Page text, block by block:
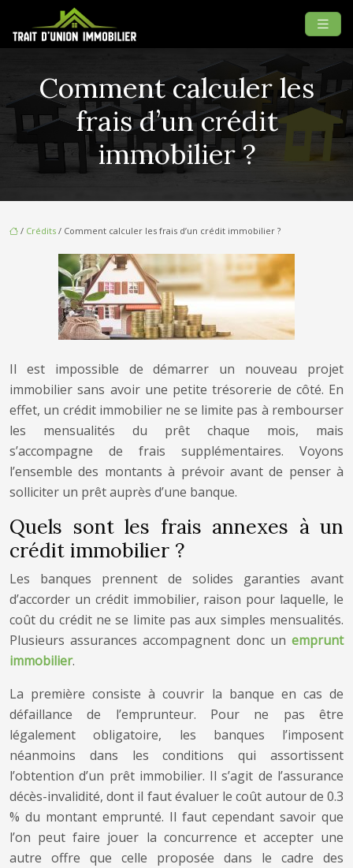
Comment calculer les
frais d’un crédit
immobilier ?
/ Crédits / Comment calculer les frais d’un crédit immobilier ?
Il est impossible de démarrer un nouveau projet
immobilier sans avoir une petite trésorerie de côté. En
effet, un crédit immobilier ne se limite pas à rembourser
les mensualités du prêt chaque mois, mais
s’accompagne de frais supplémentaires. Voyons
l’ensemble des montants à prévoir avant de penser à
solliciter un prêt auprès d’une banque.
Quels sont les frais annexes à un
crédit immobilier ?
Les banques prennent de solides garanties avant
d’accorder un crédit immobilier, raison pour laquelle, le
coût du crédit ne se limite pas aux simples mensualités.
Plusieurs assurances accompagnent donc un emprunt
immobilier.
La première consiste à couvrir la banque en cas de
défaillance de l’emprunteur. Pour ne pas être
légalement obligatoire, les banques l’imposent
néanmoins dans les conditions qui assortissent
l’obtention d’un prêt immobilier. Il s’agit de l’assurance
décès-invalidité, dont il faut évaluer le coût autour de 0.3
% du montant emprunté. Il faut cependant savoir que
l’on peut faire jouer la concurrence et accepter une
autre offre que celle proposée dans le cadre des